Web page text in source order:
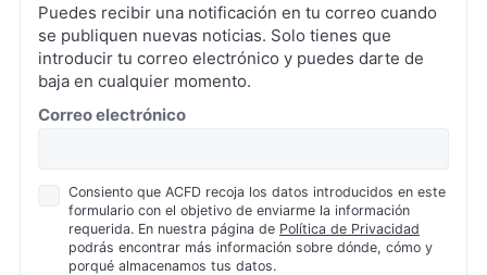
Puedes recibir una notificación en tu correo cuando
se publiquen nuevas noticias. Solo tienes que
introducir tu correo electrónico y puedes darte de
baja en cualquier momento.
Correo electrónico*
Política
Privacidad
Consiento que ACFD recoja los datos introducidos en este
formulario con el objetivo de enviarme la información
requerida. En nuestra página de Política de Privacidad
podrás encontrar más información sobre dónde, cómo y
porqué almacenamos tus datos.